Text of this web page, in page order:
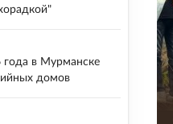
в Мурманске
домов